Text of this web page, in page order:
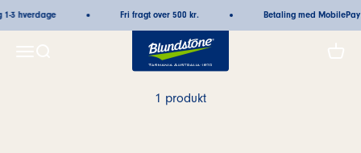
Spring til indhold
1-3 hverdage Fri fragt over 500 kr. Betaling med MobilePay
Blundstone
1 produkt